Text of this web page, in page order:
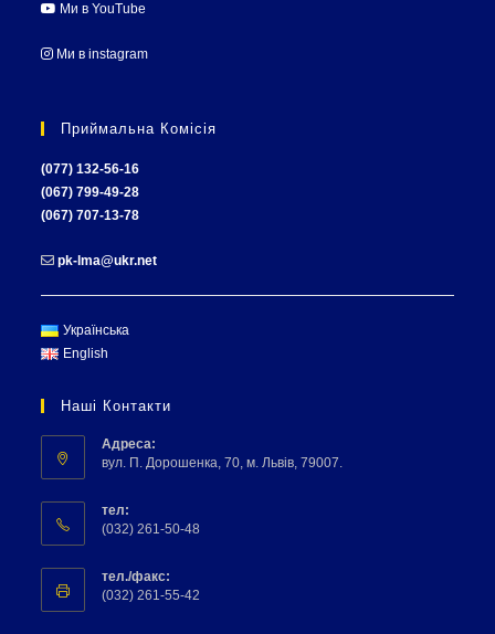
Ми в YouTube
Ми в instagram
Приймальна Комісія
(077) 132-56-16
(067) 799-49-28
(067) 707-13-78
pk-lma@ukr.net
Українська
English
Наші Контакти
Адреса:
вул. П. Дорошенка, 70, м. Львів, 79007.
тел:
(032) 261-50-48
тел./факс:
(032) 261-55-42